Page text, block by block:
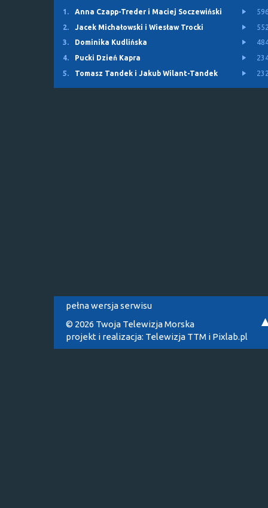
1. Anna Czapp-Treder i Maciej Soczewiński
2.
Jacek Michałowski i Wiesław Trocki
3.
Dominika Kudlińska
4.
Pucki Dzień Kapra
5.
Tomasz Tandek i Jakub Wilant-Tandek
pełna wersja serwisu
© 2026 Twoja Telewizja Morska
projekt i realizacja: Telewizja TTM i Pixlab.pl